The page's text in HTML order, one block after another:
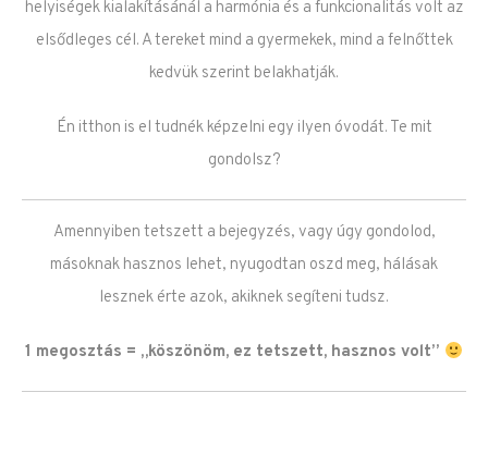
helyiségek kialakításánál a harmónia és a funkcionalitás volt az
elsődleges cél. A tereket mind a gyermekek, mind a felnőttek
kedvük szerint belakhatják.
Én itthon is el tudnék képzelni egy ilyen óvodát. Te mit
gondolsz?
Amennyiben tetszett a bejegyzés, vagy úgy gondolod,
másoknak hasznos lehet, nyugodtan oszd meg, hálásak
lesznek érte azok, akiknek segíteni tudsz.
1 megosztás = „köszönöm, ez tetszett, hasznos volt”